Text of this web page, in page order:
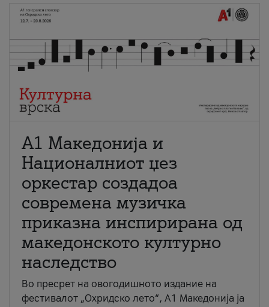
А1 Македонија и
Националниот џез
оркестар создадоа
современа музичка
приказна инспирирана од
македонското културно
наследство
Во пресрет на овогодишното издание на
фестивалот „Охридско лето“, А1 Македонија ја